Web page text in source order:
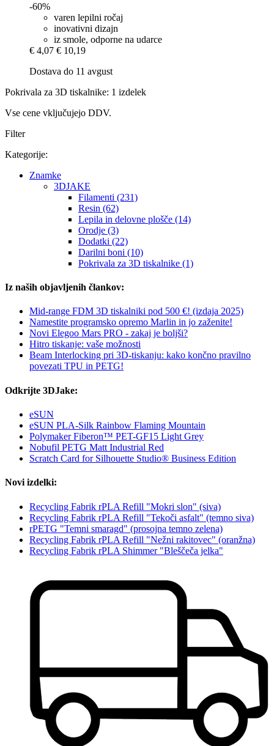
-60%
varen lepilni ročaj
inovativni dizajn
iz smole, odporne na udarce
€ 4,07 € 10,19
Dostava do 11 avgust
Pokrivala za 3D tiskalnike: 1 izdelek
Vse cene vključujejo DDV.
Filter
Kategorije:
Znamke
3DJAKE
Filamenti (231)
Resin (62)
Lepila in delovne plošče (14)
Orodje (3)
Dodatki (22)
Darilni boni (10)
Pokrivala za 3D tiskalnike (1)
Iz naših objavljenih člankov:
Mid-range FDM 3D tiskalniki pod 500 €! (izdaja 2025)
Namestite programsko opremo Marlin in jo zaženite!
Novi Elegoo Mars PRO - zakaj je boljši?
Hitro tiskanje: vaše možnosti
Beam Interlocking pri 3D-tiskanju: kako končno pravilno
povezati TPU in PETG!
Odkrijte 3DJake:
eSUN
eSUN PLA-Silk Rainbow Flaming Mountain
Polymaker Fiberon™ PET-GF15 Light Grey
Nobufil PETG Matt Industrial Red
Scratch Card for Silhouette Studio® Business Edition
Novi izdelki:
Recycling Fabrik rPLA Refill "Mokri slon" (siva)
Recycling Fabrik rPLA Refill "Tekoči asfalt" (temno siva)
rPETG "Temni smaragd" (prosojna temno zelena)
Recycling Fabrik rPLA Refill "Nežni rakitovec" (oranžna)
Recycling Fabrik rPLA Shimmer "Bleščeča jelka"